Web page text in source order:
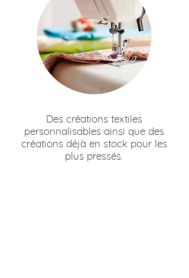
Des créations textiles
personnalisables ainsi que des
créations déjà en stock pour les
plus pressés.